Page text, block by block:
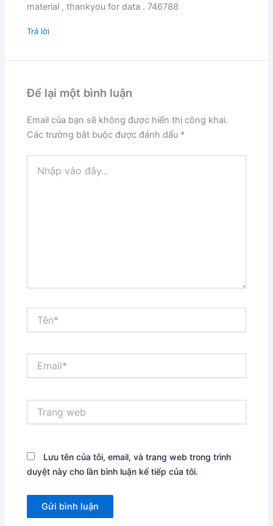
material , thankyou for data . 746788
Trả lời
Để lại một bình luận
Email của bạn sẽ không được hiển thị công khai.
Các trường bắt buộc được đánh dấu *
vào
web
Lưu tên của tôi, email, và trang web trong trình
duyệt này cho lần bình luận kế tiếp của tôi.